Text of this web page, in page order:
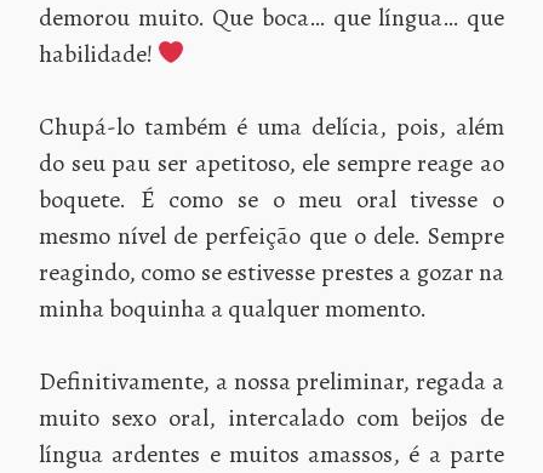
demorou muito. Que boca… que língua… que
habilidade!
Chupá-lo também é uma delícia, pois, além
do seu pau ser apetitoso, ele sempre reage ao
boquete. É como se o meu oral tivesse o
mesmo nível de perfeição que o dele. Sempre
reagindo, como se estivesse prestes a gozar na
minha boquinha a qualquer momento.
Definitivamente, a nossa preliminar, regada a
muito sexo oral, intercalado com beijos de
língua ardentes e muitos amassos, é a parte